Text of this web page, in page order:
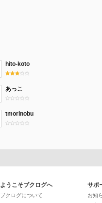
hito-koto
あっこ
tmorinobu
ようこそブクログへ
ブクログについて
サポ
お知